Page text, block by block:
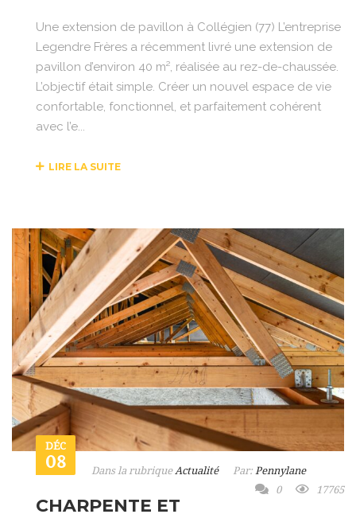
Une extension de pavillon à Collégien (77) L’entreprise
Legendre Frères a récemment livré une extension de
pavillon d’environ 40 m², réalisée au rez-de-chaussée.
L’objectif était simple. Créer un nouvel espace de vie
confortable, fonctionnel, et parfaitement cohérent
avec l’e...
LIRE LA SUITE
DÉC
08 Dans la rubrique Actualité Par: Pennylane
0
17765
CHARPENTE ET